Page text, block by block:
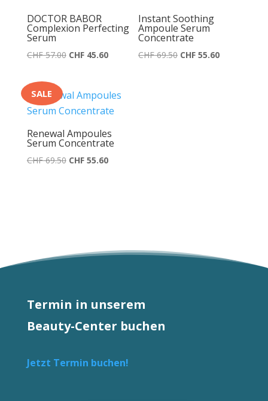
DOCTOR BABOR
Complexion Perfecting
Serum
CHF57.00 Ursprünglicher
CHF 57.00
CHF45.60Aktueller
CHF 45.60.
Instant Soothing
Ampoule Serum
Concentrate
CHF69.50 Ursprünglicher
CHF 55.60Aktueller
SALE
Renewal Ampoules
Serum Concentrate
CHF69.50 Ursprünglicher
CHF55.60Aktueller
Termin in unserem
Beauty-Center buchen
Jetzt Termin buchen!